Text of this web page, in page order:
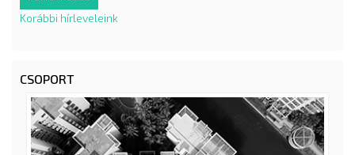
Korábbi hírleveleink
CSOPORT